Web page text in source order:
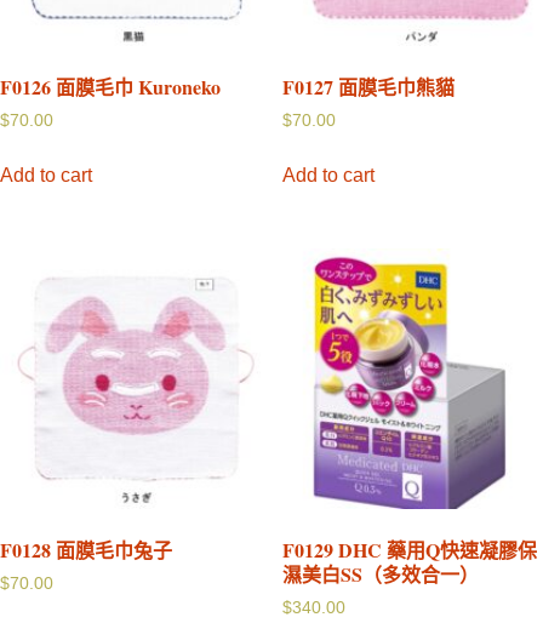
F0126 面膜毛巾 Kuroneko
$70.00
Add to cart
F0127 面膜毛巾熊貓
$70.00
Add to cart
F0128 面膜毛巾兔子
$70.00
F0129 DHC 藥用Q快速凝膠保
濕美白SS（多效合一）
$340.00